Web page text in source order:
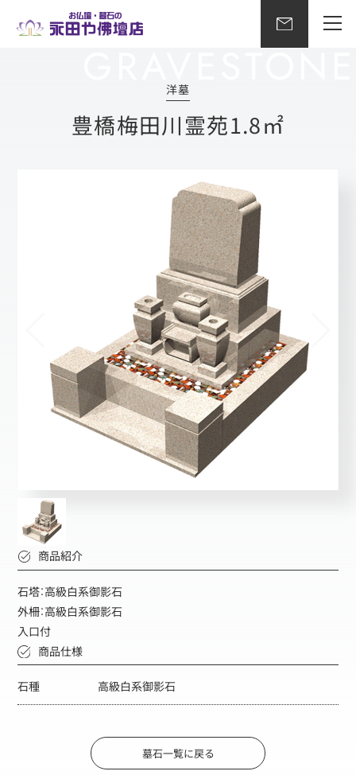
洋墓
豊橋梅田川霊苑1.8㎡
商品紹介
石塔：高級白系御影石
外柵：高級白系御影石
入口付
商品仕様
石種 高級白系御影石
墓石一覧に戻る